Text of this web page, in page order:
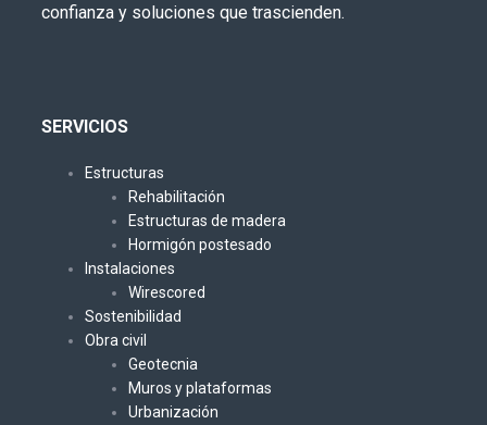
confianza y soluciones que trascienden.
SERVICIOS
Estructuras
Rehabilitación
Estructuras de madera
Hormigón postesado
Instalaciones
Wirescored
Sostenibilidad
Obra civil
Geotecnia
Muros y plataformas
Urbanización